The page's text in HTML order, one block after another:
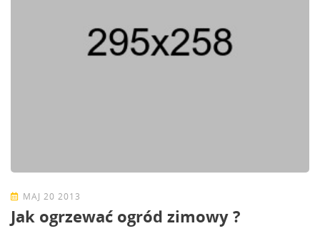
MAJ 20 2013
Jak ogrzewać ogród zimowy ?